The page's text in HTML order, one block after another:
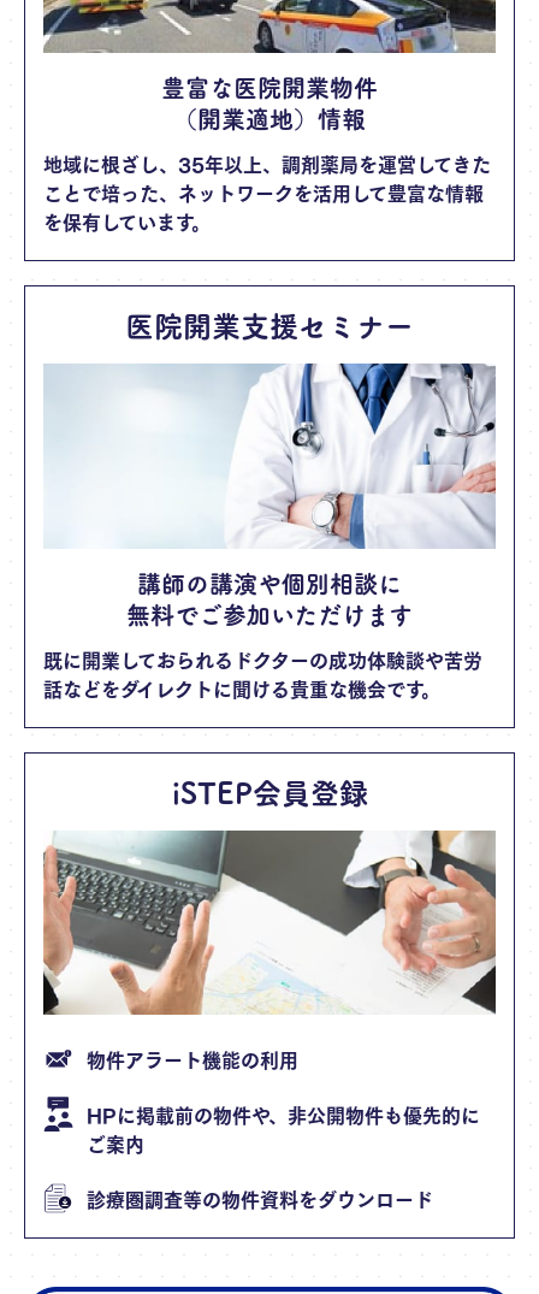
豊富な医院開業物件
（開業適地）情報
地域に根ざし、35年以上、調剤薬局を運営してきた
ことで培った、ネットワークを活用して豊富な情報
を保有しています。
医院開業支援セミナー
講師の講演や個別相談に
無料でご参加いただけます
既に開業しておられるドクターの成功体験談や苦労
話などをダイレクトに聞ける貴重な機会です。
iSTEP会員登録
物件アラート機能の利用
HPに掲載前の物件や、非公開物件も優先的に
ご案内
診療圏調査等の物件資料をダウンロード